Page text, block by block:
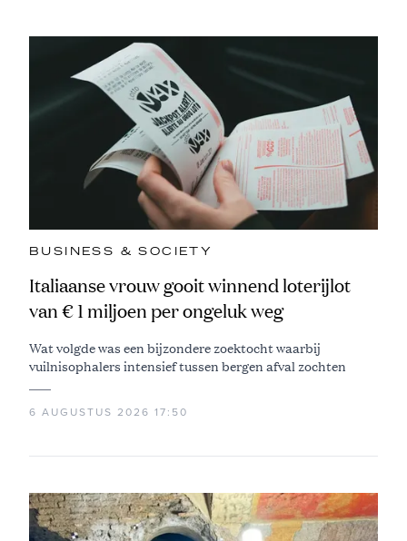
BUSINESS & SOCIETY
Italiaanse vrouw gooit winnend loterijlot
van € 1 miljoen per ongeluk weg
Wat volgde was een bijzondere zoektocht waarbij
vuilnisophalers intensief tussen bergen afval zochten
6 AUGUSTUS 2026 17:50